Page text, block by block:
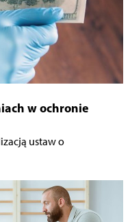
w ochronie
ustaw o